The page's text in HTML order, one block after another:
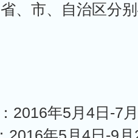
、市、自治区分
2016年5月4日-7